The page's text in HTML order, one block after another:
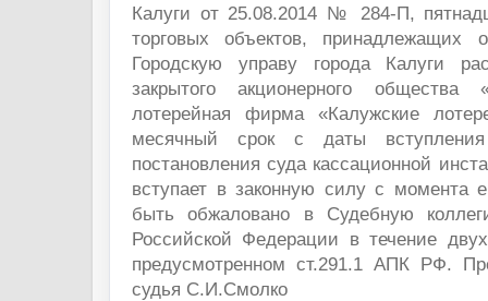
Калуги от 25.08.2014 № 284-П,
торговых объектов, принадлежащих
Городскую управу города Калуги
закрытого акционерного общества
лотерейная фирма «Калужские
месячный срок с даты
постановления суда кассационной
вступает в законную силу с момента
быть обжаловано в Судебную
Российской Федерации в течение
предусмотренном ст.291.1 АПК РФ.
судья С.И.Смолко